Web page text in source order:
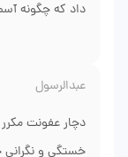
داد که چگونه
نه تنها
هم به ما
حملات شبانه
اعتمادبه‌نفس
عبدالرسول
دچار عفونت
خستگی و نگرانی